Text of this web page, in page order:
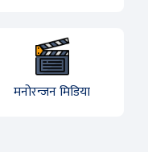
मनोरन्जन मिडिया